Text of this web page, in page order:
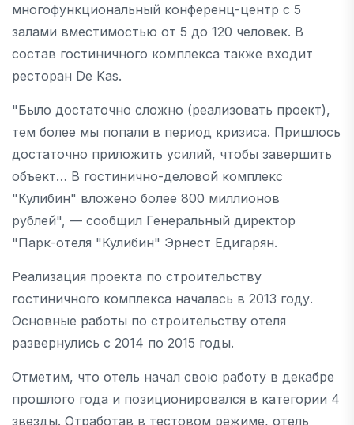
многофункциональный конференц-центр с 5
залами вместимостью от 5 до 120 человек. В
состав гостиничного комплекса также входит
ресторан De Kas.
"Было достаточно сложно (реализовать проект),
тем более мы попали в период кризиса. Пришлось
достаточно приложить усилий, чтобы завершить
объект… В гостинично-деловой комплекс
"Кулибин" вложено более 800 миллионов
рублей", — сообщил Генеральный директор
"Парк-отеля "Кулибин" Эрнест Едигарян.
Реализация проекта по строительству
гостиничного комплекса началась в 2013 году.
Основные работы по строительству отеля
развернулись с 2014 по 2015 годы.
Отметим, что отель начал свою работу в декабре
прошлого года и позиционировался в категории 4
звезды. Отработав в тестовом режиме, отель